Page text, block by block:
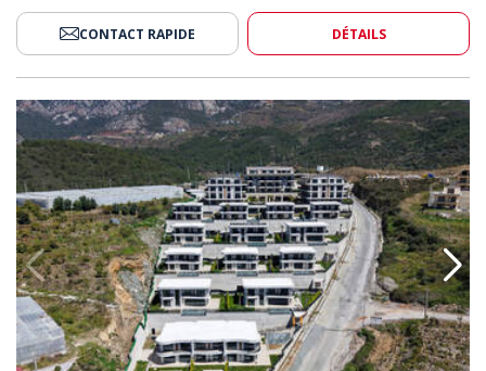
CONTACT RAPIDE DÉTAILS
De Maison Intelligente À Alanya 2 Maisons Vue Mer Avec